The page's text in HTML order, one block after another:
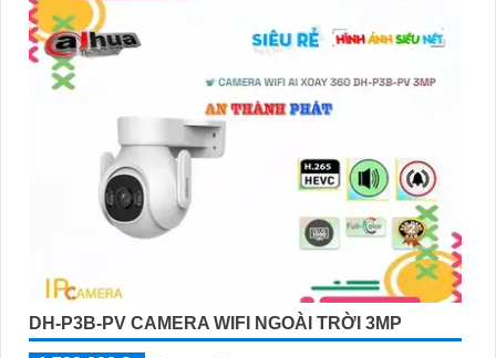
DH-P3B-PV CAMERA WIFI NGOÀI TRỜI 3MP